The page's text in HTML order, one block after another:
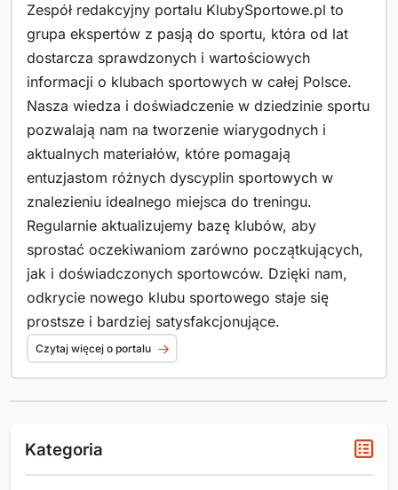
Zespół redakcyjny portalu KlubySportowe.pl to
grupa ekspertów z pasją do sportu, która od lat
dostarcza sprawdzonych i wartościowych
informacji o klubach sportowych w całej Polsce.
Nasza wiedza i doświadczenie w dziedzinie sportu
pozwalają nam na tworzenie wiarygodnych i
aktualnych materiałów, które pomagają
entuzjastom różnych dyscyplin sportowych w
znalezieniu idealnego miejsca do treningu.
Regularnie aktualizujemy bazę klubów, aby
sprostać oczekiwaniom zarówno początkujących,
jak i doświadczonych sportowców. Dzięki nam,
odkrycie nowego klubu sportowego staje się
prostsze i bardziej satysfakcjonujące.
Czytaj więcej o portalu
Kategoria